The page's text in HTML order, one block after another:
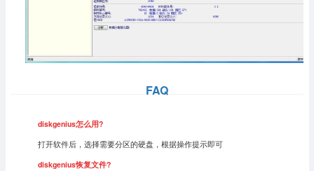
FAQ
diskgenius怎么用?
打开软件后，选择需要分区的硬盘，根据操作提示即可
diskgenius恢复文件?